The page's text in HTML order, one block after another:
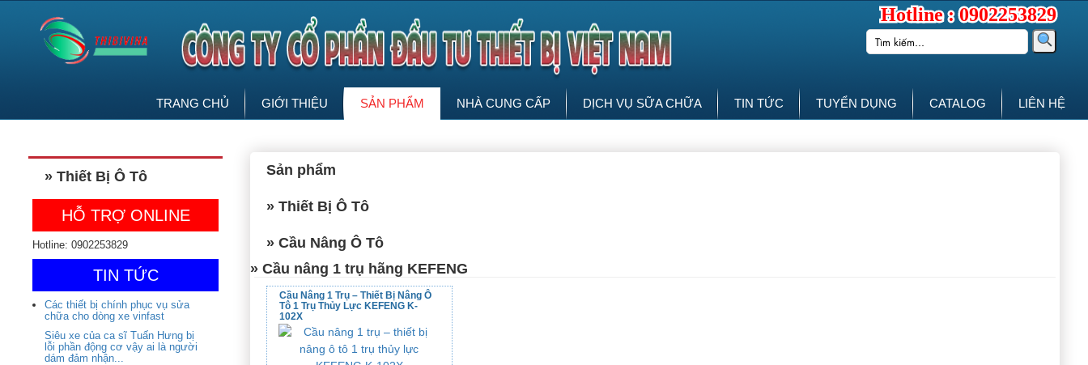
Hotline : 0902253829
TRANG CHỦ GIỚI THIỆU SẢN PHẨM NHÀ CUNG CẤP DỊCH VỤ SỮA CHỮA TIN TỨC TUYỂN DỤNG CATALOG LIÊN HỆ
» Thiết Bị Ô Tô
HỖ TRỢ ONLINE
Hotline: 0902253829
TIN TỨC
Các thiết bị chính phục vụ sửa
chữa cho dòng xe vinfast
Siêu xe của ca sĩ Tuấn Hưng bị
lỗi phần động cơ vậy ai là người
dám đảm nhận...
Sản phẩm
» Thiết Bị Ô Tô
» Cầu Nâng Ô Tô
» Cầu nâng 1 trụ hãng KEFENG
Cầu Nâng 1 Trụ – Thiết Bị Nâng Ô
Tô 1 Trụ Thủy Lực KEFENG K-
102X